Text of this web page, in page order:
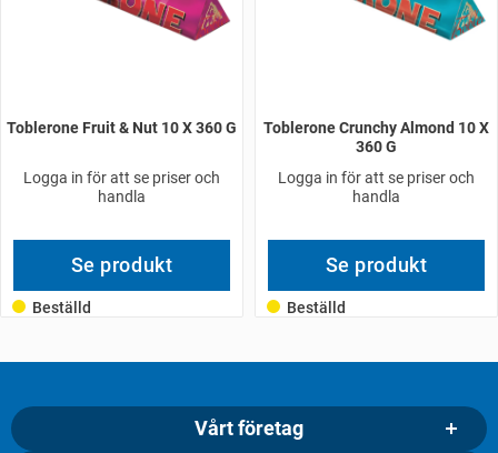
Toblerone Fruit & Nut 10 X 360 G
Logga in för att se priser och
handla
Se produkt
Beställd
Toblerone Crunchy Almond 10 X
360 G
Logga in för att se priser och
handla
Se produkt
Beställd
Vårt företag